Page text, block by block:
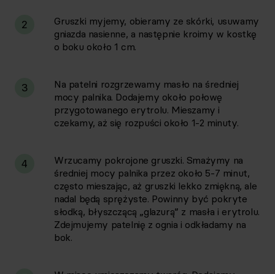
2
Gruszki myjemy, obieramy ze skórki, usuwamy
gniazda nasienne, a następnie kroimy w kostkę
o boku około 1 cm.
3
Na patelni rozgrzewamy masło na średniej
mocy palnika. Dodajemy około połowę
przygotowanego erytrolu. Mieszamy i
czekamy, aż się rozpuści około 1-2 minuty.
4
Wrzucamy pokrojone gruszki. Smażymy na
średniej mocy palnika przez około 5-7 minut,
często mieszając, aż gruszki lekko zmiękną, ale
nadal będą sprężyste. Powinny być pokryte
słodką, błyszczącą „glazurą” z masła i erytrolu.
Zdejmujemy patelnię z ognia i odkładamy na
bok.